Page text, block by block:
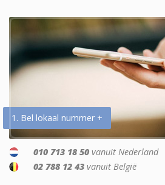
1. Bel lokaal nummer +
010 713 18 50 vanuit Nederland
02 788 12 43 vanuit België